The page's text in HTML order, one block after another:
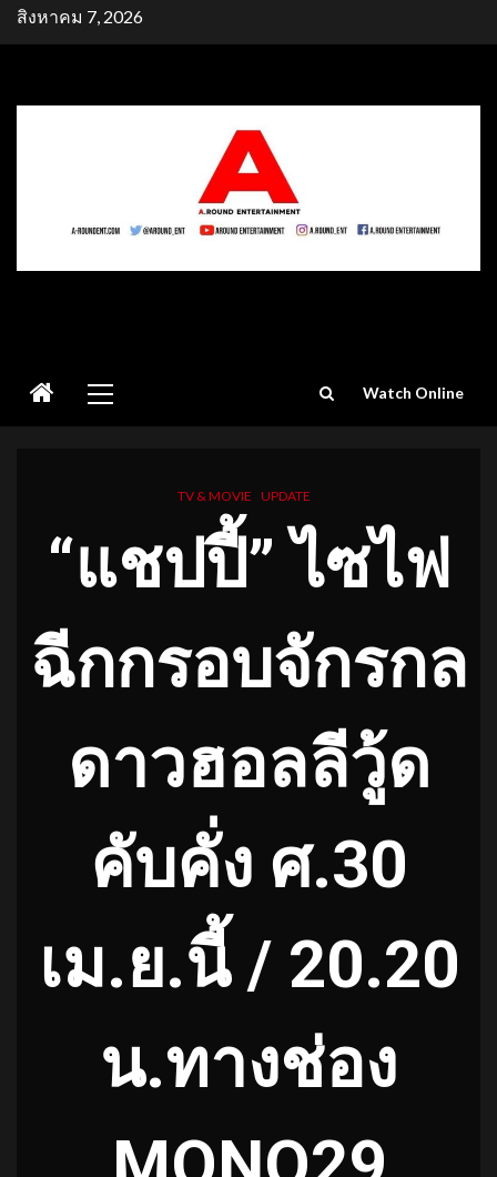
Skipสิงหาคม 7, 2026
Menu
Watch Online
TV & MOVIE UPDATE
“แชปปี้” ไซไฟ
ฉีกกรอบจักรกล
ดาวฮอลลีวู้ด
คับคั่ง ศ.30
เม.ย.นี้ / 20.20
น.ทางช่อง